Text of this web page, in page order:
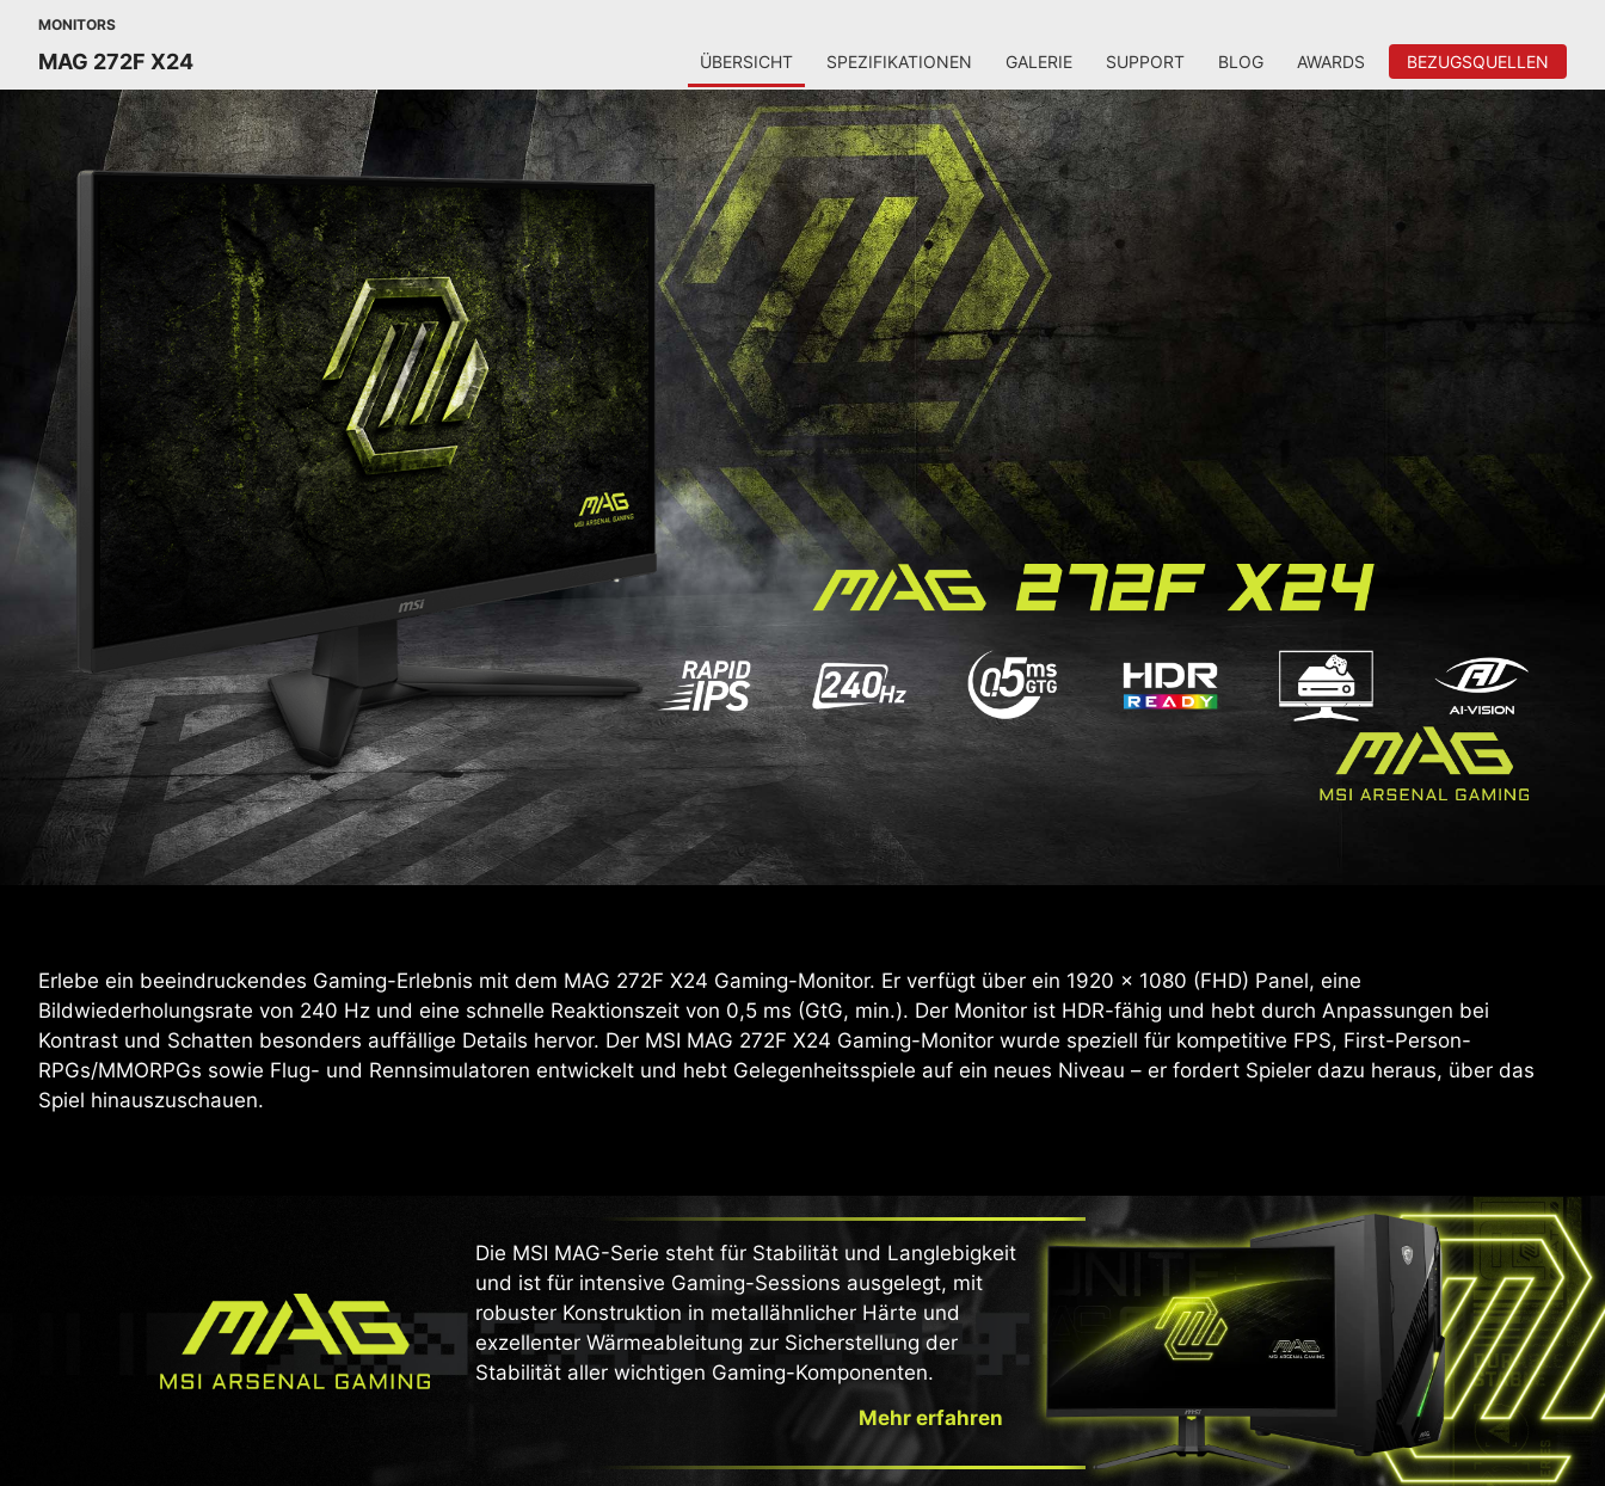
MONITORS
MAG 272F X24 ÜBERSICHT SPEZIFIKATIONEN GALERIE SUPPORT BLOG AWARDS BEZUGSQUELLEN
Erlebe ein beeindruckendes Gaming-Erlebnis mit dem MAG 272F X24 Gaming-Monitor. Er verfügt über ein 1920 x 1080 (FHD) Panel, eine
Bildwiederholungsrate von 240 Hz und eine schnelle Reaktionszeit von 0,5 ms (GtG, min.). Der Monitor ist HDR-fähig und hebt durch Anpassungen bei
Kontrast und Schatten besonders auffällige Details hervor. Der MSI MAG 272F X24 Gaming-Monitor wurde speziell für kompetitive FPS, First-Person-
RPGs/MMORPGs sowie Flug- und Rennsimulatoren entwickelt und hebt Gelegenheitsspiele auf ein neues Niveau – er fordert Spieler dazu heraus, über das
Spiel hinauszuschauen.
Die MSI MAG-Serie steht für Stabilität und Langlebigkeit
und ist für intensive Gaming-Sessions ausgelegt, mit
robuster Konstruktion in metallähnlicher Härte und
exzellenter Wärmeableitung zur Sicherstellung der
Stabilität aller wichtigen Gaming-Komponenten.
Mehr erfahren